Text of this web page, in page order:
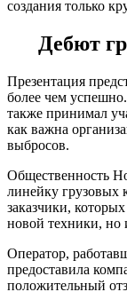
создания только
Дебют
Презентация
более чем
также принимал
как важна
выбросов.
Общественность
линейку грузовых
заказчики,
новой техники, но
Оператор,
предоставила
положительный